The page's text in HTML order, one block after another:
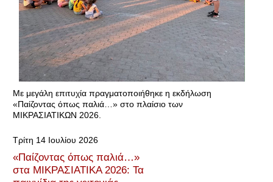
Με μεγάλη επιτυχία πραγματοποιήθηκε η εκδήλωση
«Παίζοντας όπως παλιά…» στο πλαίσιο των
ΜΙΚΡΑΣΙΑΤΙΚΩΝ 2026.
Τρίτη 14 Ιουλίου 2026
«Παίζοντας όπως παλιά…»
στα ΜΙΚΡΑΣΙΑΤΙΚΑ 2026: Τα